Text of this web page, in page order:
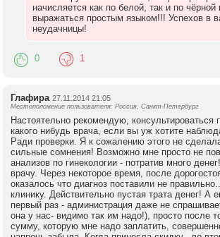
начисляется как по белой, так и по чёрной
выражаться простым языком!!! Успехов в
неудачницы!
0 1
Глафира 27.11.2014 21:05
Местоположение пользователя: Россия, Санкт-Петербург
Настоятельно рекомендую,
какого нибудь врача, если вы уж хотите
Ради проверки. Я к сожалению этого не
сильные сомнения! Возможно мне просто не
анализов по гинекологии - потратив много
врачу. Через некоторое время, после
оказалось что диагноз поставили не
клинику. Действительно пустая трата денег! А
первый раз - администрация даже не
она у нас- видимо так им надо!), просто после
сумму, которую мне надо заплатить,